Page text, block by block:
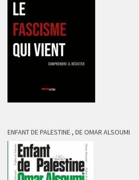
ENFANT DE PALESTINE , DE OMAR ALSOUMI